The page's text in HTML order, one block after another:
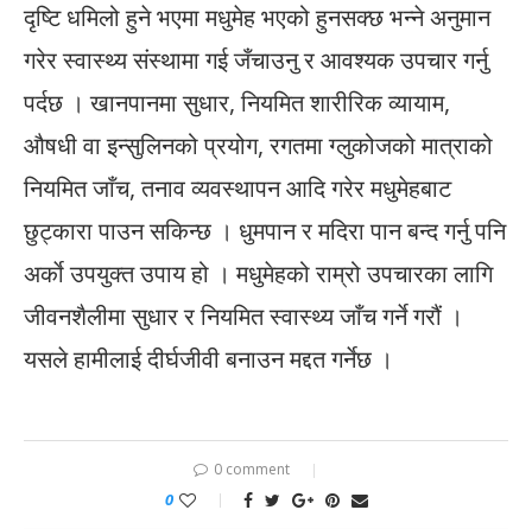
दृष्टि धमिलो हुने भएमा मधुमेह भएको हुनसक्छ भन्ने अनुमान
गरेर स्वास्थ्य संस्थामा गई जँचाउनु र आवश्यक उपचार गर्नु
पर्दछ । खानपानमा सुधार, नियमित शारीरिक व्यायाम,
औषधी वा इन्सुलिनको प्रयोग, रगतमा ग्लुकोजको मात्राको
नियमित जाँच, तनाव व्यवस्थापन आदि गरेर मधुमेहबाट
छुट्कारा पाउन सकिन्छ । धुमपान र मदिरा पान बन्द गर्नु पनि
अर्काे उपयुक्त उपाय हो । मधुमेहको राम्रो उपचारका लागि
जीवनशैलीमा सुधार र नियमित स्वास्थ्य जाँच गर्ने गरौं ।
यसले हामीलाई दीर्घजीवी बनाउन मद्दत गर्नेछ ।
0 comment
0